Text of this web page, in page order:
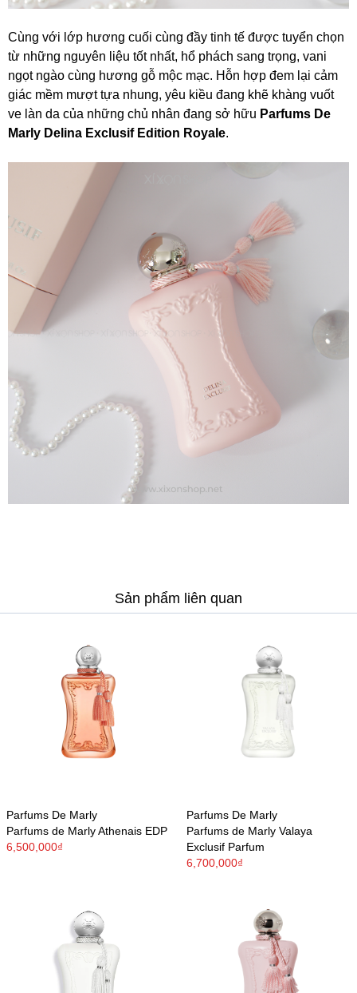
Cùng với lớp hương cuối cùng đầy tinh tế được tuyển chọn
từ những nguyên liệu tốt nhất, hổ phách sang trọng, vani
ngọt ngào cùng hương gỗ mộc mạc. Hỗn hợp đem lại cảm
giác mềm mượt tựa nhung, yêu kiều đang khẽ khàng vuốt
ve làn da của những chủ nhân đang sở hữu Parfums De
Marly Delina Exclusif Edition Royale.
Sản phẩm liên quan
Parfums De Marly
Parfums de Marly Athenais EDP
6,500,000₫
Parfums De Marly
Parfums de Marly Valaya
Exclusif Parfum
6,700,000₫